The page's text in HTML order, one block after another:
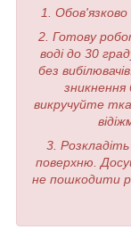
1.
2. Готову
воді до 30
без
викручуйте
3.
поверхню.
не пошкодити